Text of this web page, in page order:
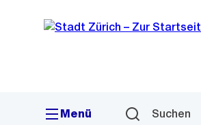
Navigation
Sprunglink
Menü Suchen